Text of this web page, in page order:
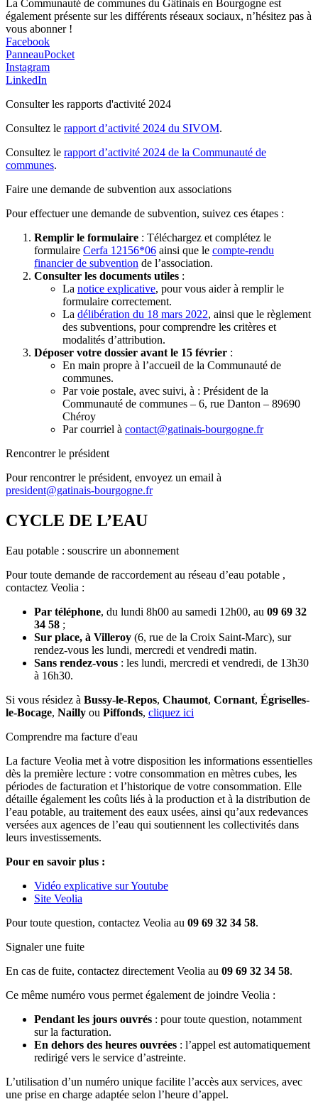
La Communauté de communes du Gâtinais en Bourgogne est
également présente sur les différents réseaux sociaux, n’hésitez pas à
vous abonner !
Facebook
PanneauPocket
Instagram
LinkedIn
Consulter les rapports d'activité 2024
Consultez le rapport d’activité 2024 du SIVOM.
Consultez le rapport d’activité 2024 de la Communauté de
communes.
Faire une demande de subvention aux associations
Pour effectuer une demande de subvention, suivez ces étapes :
Remplir le formulaire : Téléchargez et complétez le
formulaire Cerfa 12156*06 ainsi que le compte-rendu
financier de subvention de l’association.
Consulter les documents utiles :
La notice explicative, pour vous aider à remplir le
formulaire correctement.
La délibération du 18 mars 2022, ainsi que le règlement
des subventions, pour comprendre les critères et
modalités d’attribution.
Déposer votre dossier avant le 15 février :
En main propre à l’accueil de la Communauté de
communes.
Par voie postale, avec suivi, à : Président de la
Communauté de communes – 6, rue Danton – 89690
Chéroy
Par courriel à contact@gatinais-bourgogne.fr
Rencontrer le président
Pour rencontrer le président, envoyez un email à
president@gatinais-bourgogne.fr
CYCLE DE L’EAU
Eau potable : souscrire un abonnement
Pour toute demande de raccordement au réseau d’eau potable ,
contactez Veolia :
Par téléphone, du lundi 8h00 au samedi 12h00, au 09 69 32
34 58 ;
Sur place, à Villeroy (6, rue de la Croix Saint-Marc), sur
rendez-vous les lundi, mercredi et vendredi matin.
Sans rendez-vous : les lundi, mercredi et vendredi, de 13h30
à 16h30.
Si vous résidez à Bussy-le-Repos, Chaumot, Cornant, Égriselles-
le-Bocage, Nailly ou Piffonds, cliquez ici
Comprendre ma facture d'eau
La facture Veolia met à votre disposition les informations essentielles
dès la première lecture : votre consommation en mètres cubes, les
périodes de facturation et l’historique de votre consommation. Elle
détaille également les coûts liés à la production et à la distribution de
l’eau potable, au traitement des eaux usées, ainsi qu’aux redevances
versées aux agences de l’eau qui soutiennent les collectivités dans
leurs investissements.
Pour en savoir plus :
Vidéo explicative sur Youtube
Site Veolia
Pour toute question, contactez Veolia au 09 69 32 34 58.
Signaler une fuite
En cas de fuite, contactez directement Veolia au 09 69 32 34 58.
Ce même numéro vous permet également de joindre Veolia :
Pendant les jours ouvrés : pour toute question, notamment
sur la facturation.
En dehors des heures ouvrées : l’appel est automatiquement
redirigé vers le service d’astreinte.
L’utilisation d’un numéro unique facilite l’accès aux services, avec
une prise en charge adaptée selon l’heure d’appel.